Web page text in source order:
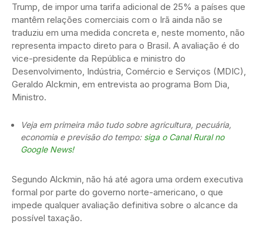
Trump, de impor uma tarifa adicional de 25% a países que
mantêm relações comerciais com o Irã ainda não se
traduziu em uma medida concreta e, neste momento, não
representa impacto direto para o Brasil. A avaliação é do
vice-presidente da República e ministro do
Desenvolvimento, Indústria, Comércio e Serviços (MDIC),
Geraldo Alckmin, em entrevista ao programa Bom Dia,
Ministro.
Veja em primeira mão tudo sobre agricultura, pecuária,
economia e previsão do tempo:siga o Canal Rural no
Google News!
Segundo Alckmin, não há até agora uma ordem executiva
formal por parte do governo norte-americano, o que
impede qualquer avaliação definitiva sobre o alcance da
possível taxação.